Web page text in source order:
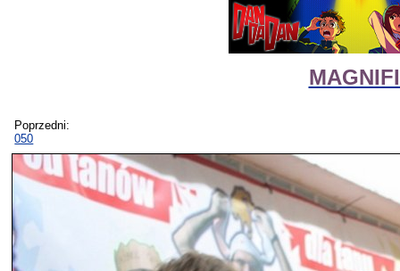
Poprzedni:
050